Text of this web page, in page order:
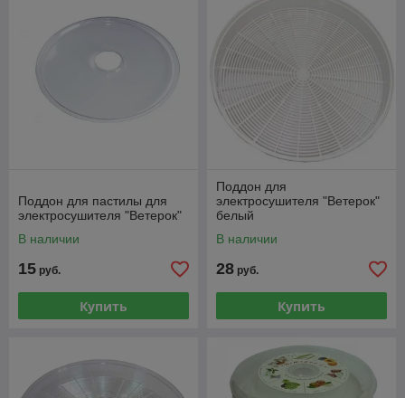
Поддон для пастилы для
электросушителя "Ветерок"
В наличии
15 руб.
Купить
Поддон для
электросушителя "Ветерок"
белый
В наличии
28 руб.
Купить